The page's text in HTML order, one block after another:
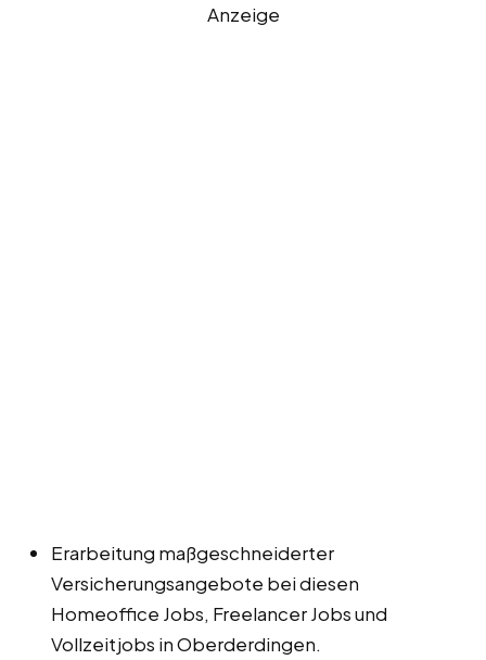
Anzeige
Erarbeitung maßgeschneiderter
Versicherungsangebote bei diesen
Homeoffice Jobs, Freelancer Jobs und
Vollzeitjobs in Oberderdingen.